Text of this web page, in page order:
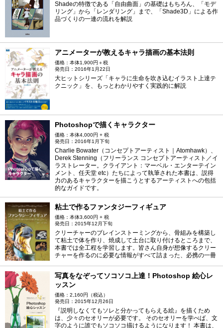
Shadeの特徴である「自由曲面」の基礎はもちろん、「モデ
リング」から「レンダリング」まで、「Shade3D」による作
品づくりの一連の流れを解説
アニメーターが教えるキャラ描画の基本法則
価格：本体1,900円＋税
発売日：2016年1月22日
大ヒットシリーズ「キャラに生命を吹き込むイラスト上達テ
クニック」を、もっとわかりやすく実践的に解説
Photoshopで描くキャラクター
価格：本体4,000円 + 税
発売日：2016年1月下旬
Charlie Bowater（コンセプトアーティスト｜Atomhawk）、
Derek Stenning（フリーランス コンセプトアーティスト／イ
ラストレーター。クライアント：マーベル・エンターテイン
メント、任天堂 etc）たちによって執筆された本書は、説得
力のあるキャラクターを描こうとするアーティストへの包括
的なガイドです。
粘土で作るファンタジーフィギュア
価格：本体3,600円 + 税
発売日：2015年12月下旬
クリーチャーのブレインストーミングから、骨組みを構築し
て粘土で体を作り、焼成して土台に取り付けるところまで、
本書では全工程を学習します。皆さん自身が想像するクリー
チャーを作るのに必要な情報がすべて詰まった、必携の一冊
写真をなぞってソコソコ上達！Photoshop 絵心レ
ッスン
価格：2,160円（税込）
発売日：2015年12月26日
『説明しなくてもソレと分かってもらえる絵』を描くため
は、少々のセオリーが必要です。 そのセオリーを学べば、文
字のように誰でもソコソコ描けるようになります！ 本書は、